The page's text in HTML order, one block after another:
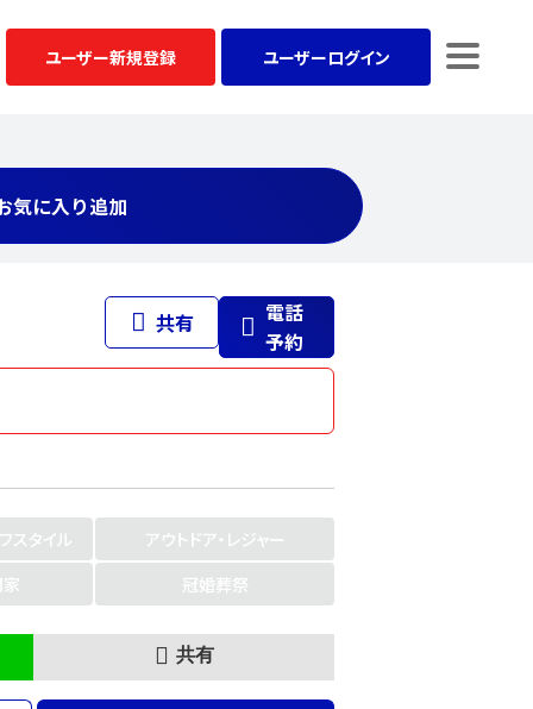
ユーザー新規登録 ユーザーログイン
気に入り追加
共有
電話
予約
スタイル
アウトドア・レジャー
冠婚葬祭
共有